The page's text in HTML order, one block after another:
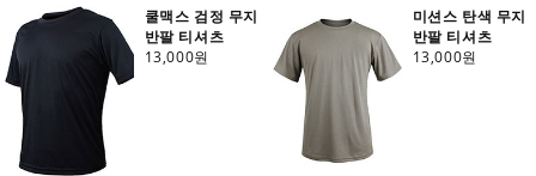
쿨맥스 검정 무지
반팔 티셔츠
13,000원
미션스 탄색 무지
반팔 티셔츠
13,000원